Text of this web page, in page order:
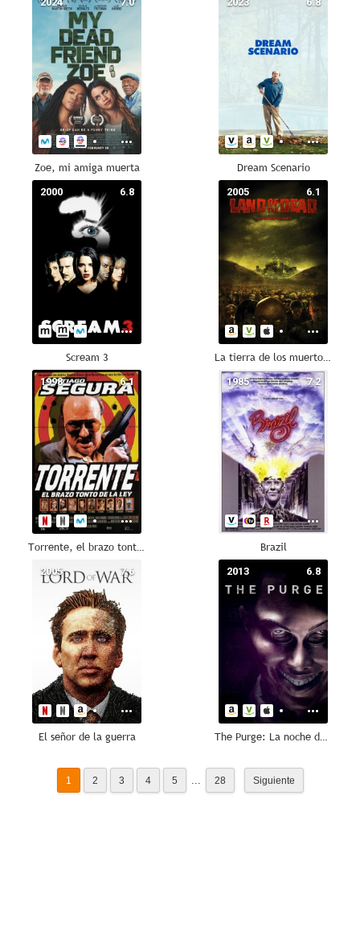
Zoe, mi amiga muerta Dream Scenario
6.8
2000
Scream 3
6.1
2005
La tierra de los muertos vivientes
6.1
1998
Torrente, el brazo tonto de la ley
7.2
1985
Brazil
7.6
2005
El señor de la guerra
6.8
2013
The Purge: La noche de las bestias
1 2 3 4 5 ... 28 Siguiente